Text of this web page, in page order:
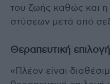
του ζωής καθώς και
στύσεων μετά από
Θεραπευτική επιλογή
«Πλέον είναι